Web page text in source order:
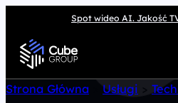
Spot wideo AI. Jakość
Usługi
Strona Główna Usługi